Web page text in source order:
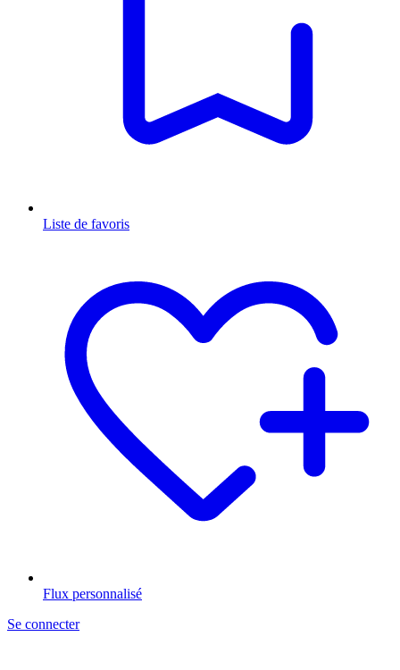
Liste de favoris
Flux personnalisé
Se connecter